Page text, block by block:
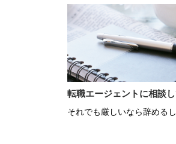
転職エージェントに相談
それでも厳しいなら辞める